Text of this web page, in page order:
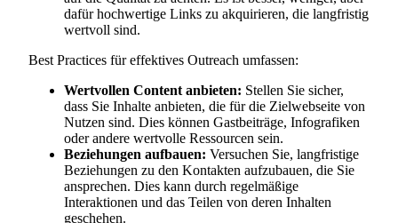
dafür hochwertige Links zu akquirieren, die langfristig
wertvoll sind.
Best Practices für effektives Outreach umfassen:
Wertvollen Content anbieten: Stellen Sie sicher,
dass Sie Inhalte anbieten, die für die Zielwebseite von
Nutzen sind. Dies können Gastbeiträge, Infografiken
oder andere wertvolle Ressourcen sein.
Beziehungen aufbauen: Versuchen Sie, langfristige
Beziehungen zu den Kontakten aufzubauen, die Sie
ansprechen. Dies kann durch regelmäßige
Interaktionen und das Teilen von deren Inhalten
geschehen.